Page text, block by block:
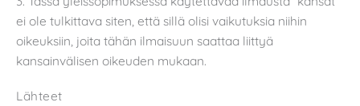
ei ole tulkittava siten, että sillä olisi vaikutuksia niihin
oikeuksiin, joita tähän ilmaisuun saattaa liittyä
kansainvälisen oikeuden mukaan.
Lähteet